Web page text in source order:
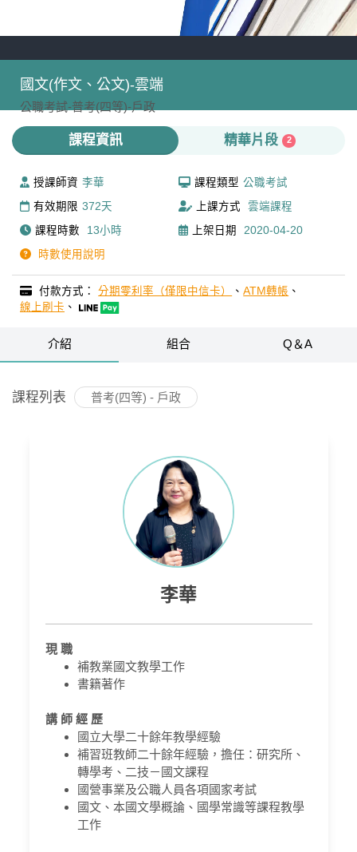
國文(作文、公文)-雲端
公職考試-普考(四等)-戶政
課程資訊 精華片段 2
授課師資 李華 課程類型 公職考試
有效期限 372天 上課方式
雲端課程
課程時數
13小時 上架日期
2020-04-20
時數使用說明
付款方式：分期零利率（僅限中信卡） 、ATM轉帳 、
線上刷卡 、
介紹 組合 Q＆A
課程列表 普考(四等) - 戶政
李華
現 職
補教業國文教學工作
書籍著作
講 師 經 歷
國立大學二十餘年教學經驗
補習班教師二十餘年經驗，擔任：研究所、
轉學考、二技－國文課程
國營事業及公職人員各項國家考試
國文、本國文學概論、國學常識等課程教學
工作